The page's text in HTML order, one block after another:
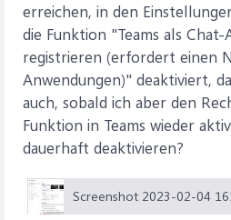
erreichen, in den
die Funktion "Teams als
registrieren (erfordert einen
Anwendungen)" deaktiviert,
auch, sobald ich aber den
Funktion in Teams wieder
dauerhaft deaktivieren?
Screenshot 2023-02-04